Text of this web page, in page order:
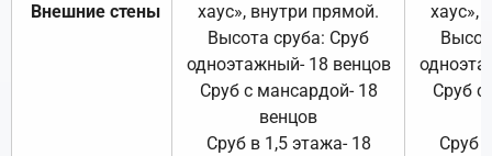
Внешние стены
хаус», внутри прямой.
Высота сруба: Сруб
одноэтажный- 18 венцов
Сруб с мансардой- 18
венцов
Сруб в 1,5 этажа- 18
хаус»,
Сруб с
Сруб